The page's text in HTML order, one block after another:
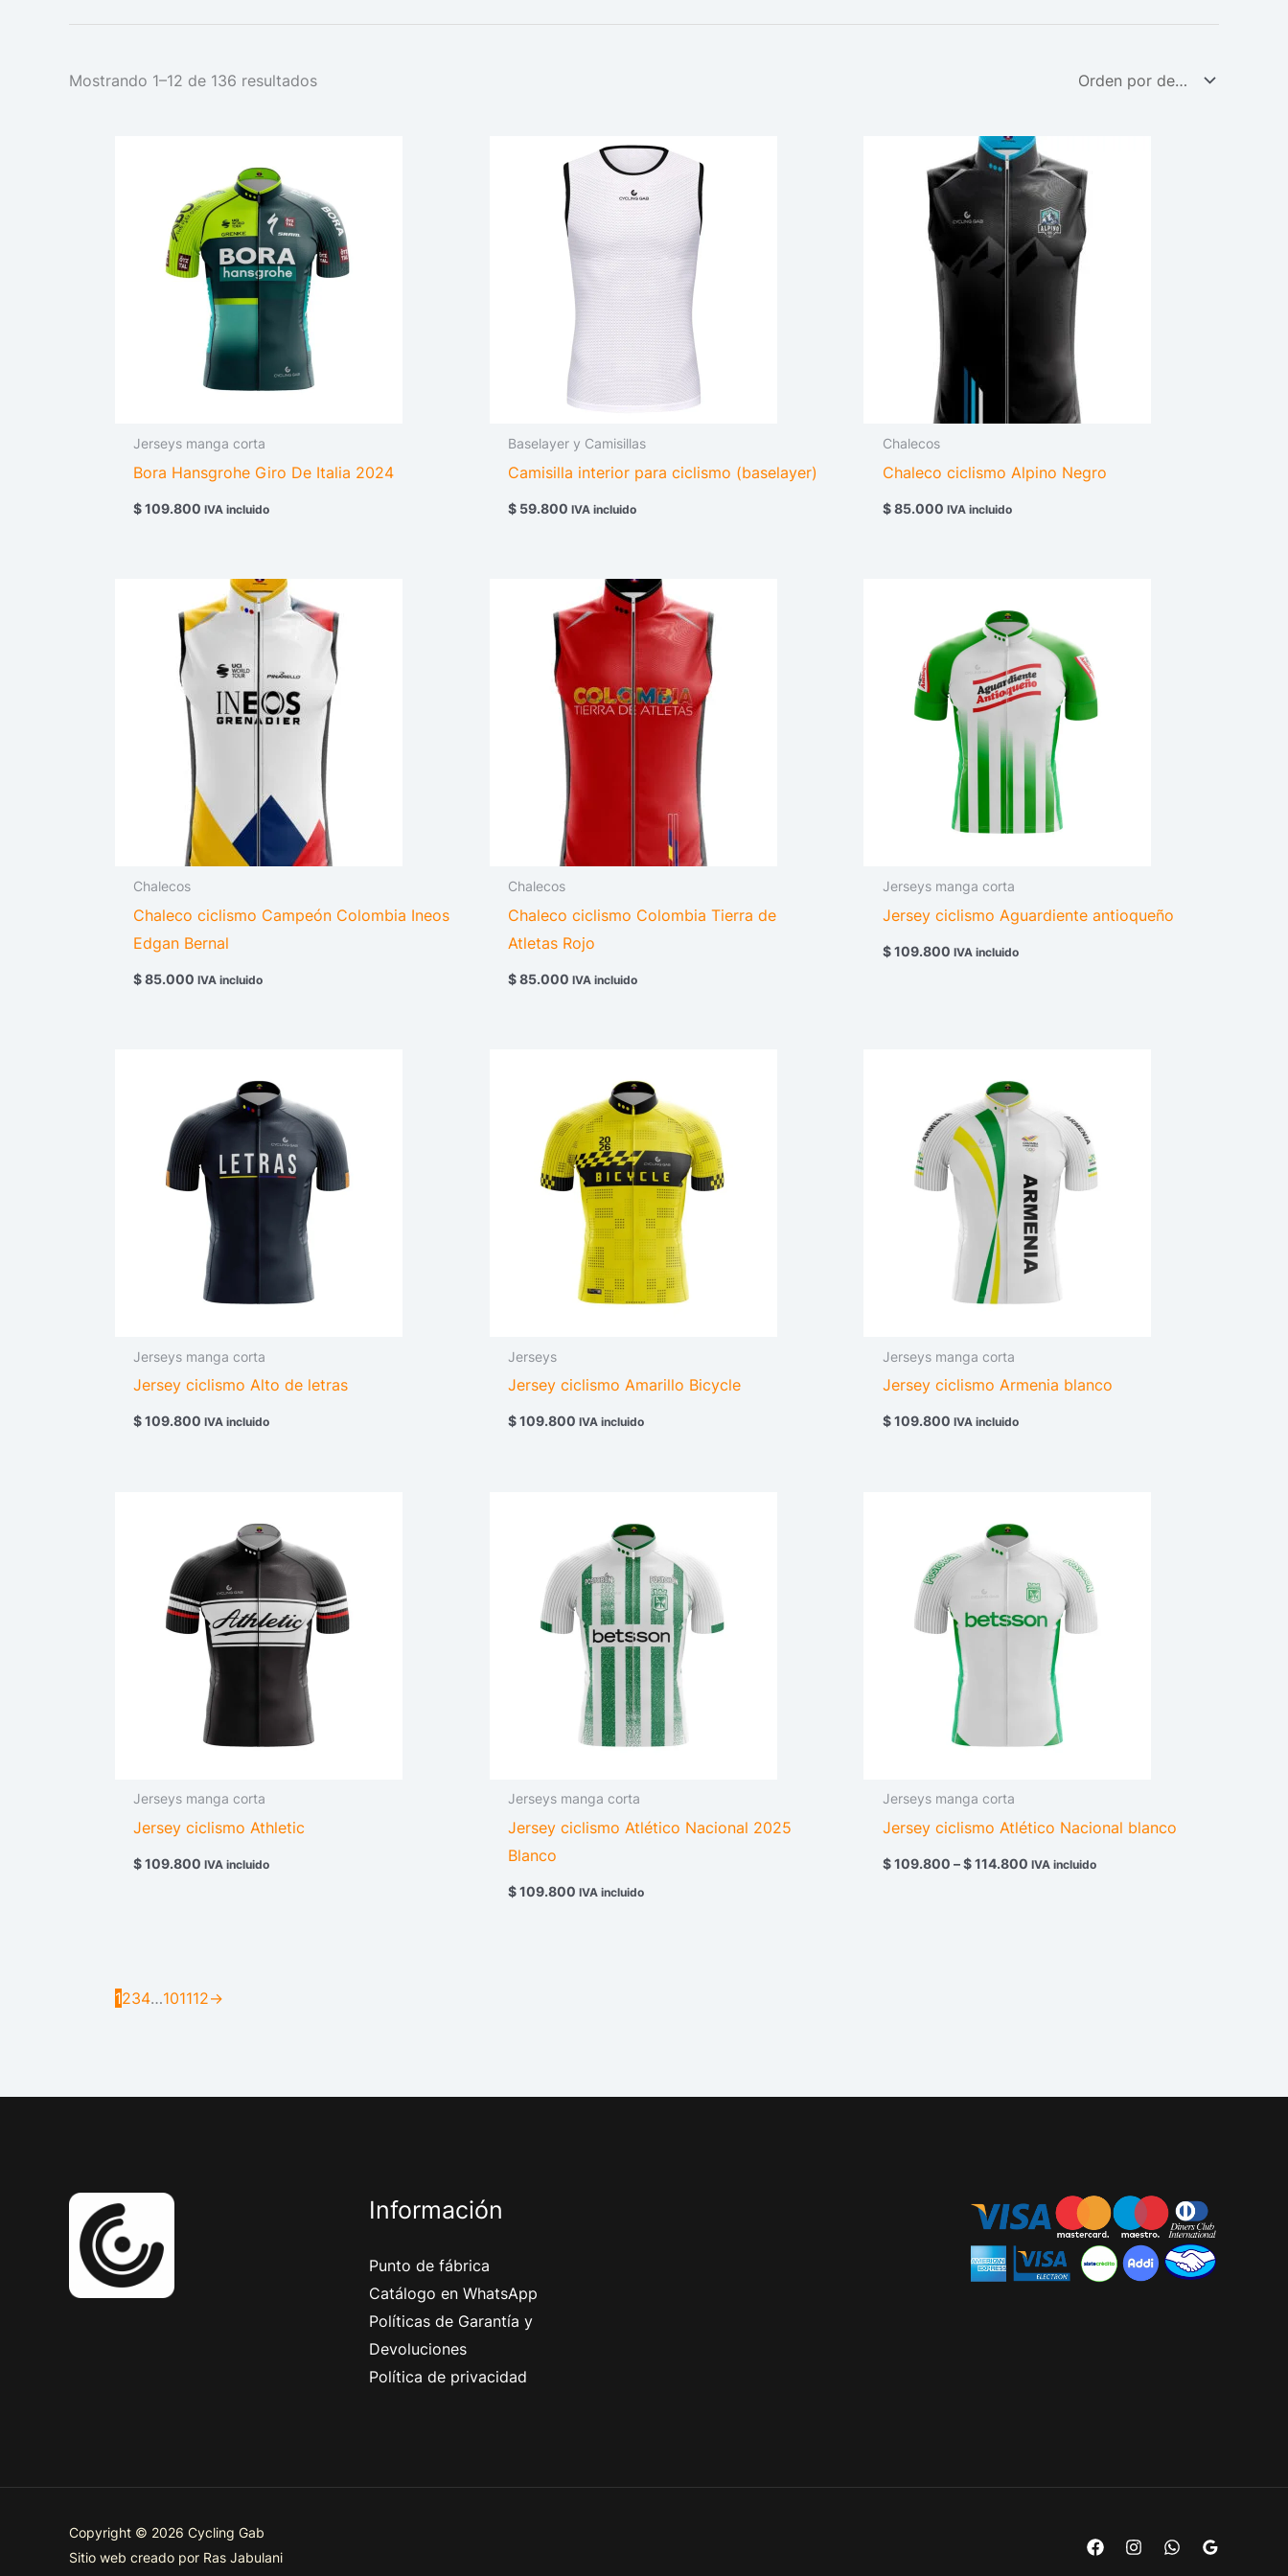
Mostrando 1–12 de 136 resultados
Jerseys manga corta
Bora Hansgrohe Giro De Italia 2024
$109.800 IVA incluido
Baselayer y Camisillas
Camisilla interior para ciclismo (baselayer)
$59.800 IVA incluido
Chalecos
Chaleco ciclismo Alpino Negro
$85.000 IVA incluido
Chalecos
Chaleco ciclismo Campeón Colombia Ineos
Edgan Bernal
$85.000 IVA incluido
Chalecos
Chaleco ciclismo Colombia Tierra de
Atletas Rojo
$85.000 IVA incluido
Jerseys manga corta
Jersey ciclismo Aguardiente antioqueño
$109.800 IVA incluido
Jerseys manga corta
Jersey ciclismo Alto de letras
$109.800 IVA incluido
Jerseys
Jersey ciclismo Amarillo Bicycle
$109.800 IVA incluido
Jerseys manga corta
Jersey ciclismo Armenia blanco
$109.800 IVA incluido
Jerseys manga corta
Jersey ciclismo Athletic
$109.800 IVA incluido
Jerseys manga corta
Jersey ciclismo Atlético Nacional 2025
Blanco
$109.800 IVA incluido
Jerseys manga corta
Jersey ciclismo Atlético Nacional blanco
$109.800 – $114.800
$ 109.800
through
$ 114.800
IVA incluido
1234…101112→
Información
Punto de fábrica
Catálogo en WhatsApp
Políticas de Garantía y
Devoluciones
Política de privacidad
Copyright © 2026 Cycling Gab
Sitio web creado por Ras Jabulani